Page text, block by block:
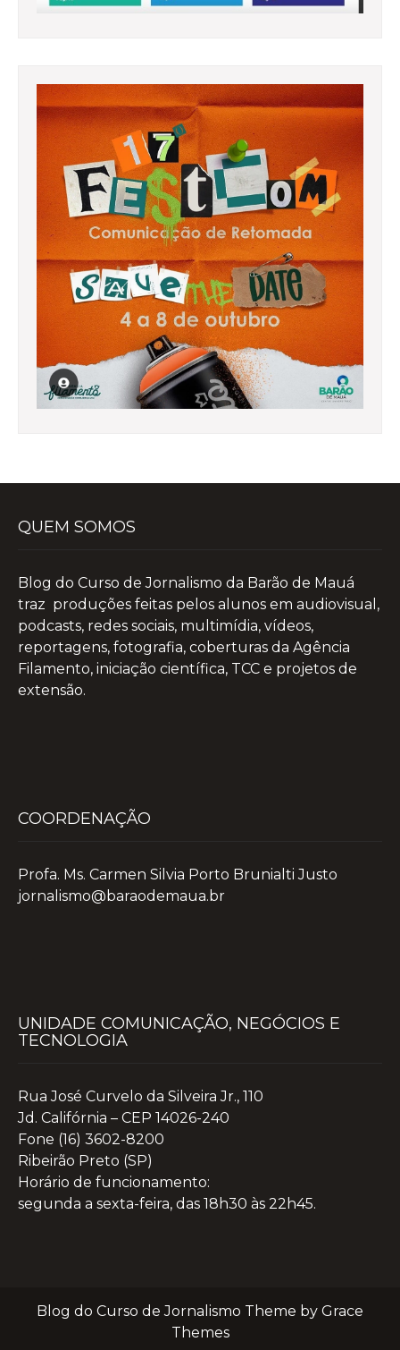
QUEM SOMOS
Blog do Curso de Jornalismo da Barão de Mauá
traz produções feitas pelos alunos em audiovisual,
podcasts, redes sociais, multimídia, vídeos,
reportagens, fotografia, coberturas da Agência
Filamento, iniciação científica, TCC e projetos de
extensão.
COORDENAÇÃO
Profa. Ms. Carmen Silvia Porto Brunialti Justo
jornalismo@baraodemaua.br
UNIDADE COMUNICAÇÃO, NEGÓCIOS E
TECNOLOGIA
Rua José Curvelo da Silveira Jr., 110
Jd. Califórnia – CEP 14026-240
Fone (16) 3602-8200
Ribeirão Preto (SP)
Horário de funcionamento:
segunda a sexta-feira, das 18h30 às 22h45.
Blog do Curso de Jornalismo Theme by Grace
Themes